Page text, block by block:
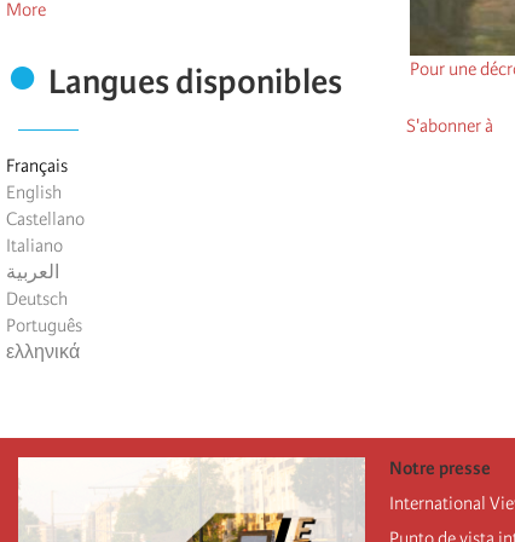
More
Langues disponibles
Français
English
Castellano
Italiano
العربية
Deutsch
Português
ελληνικά
Pour une
S'abonner à
Notre presse
International